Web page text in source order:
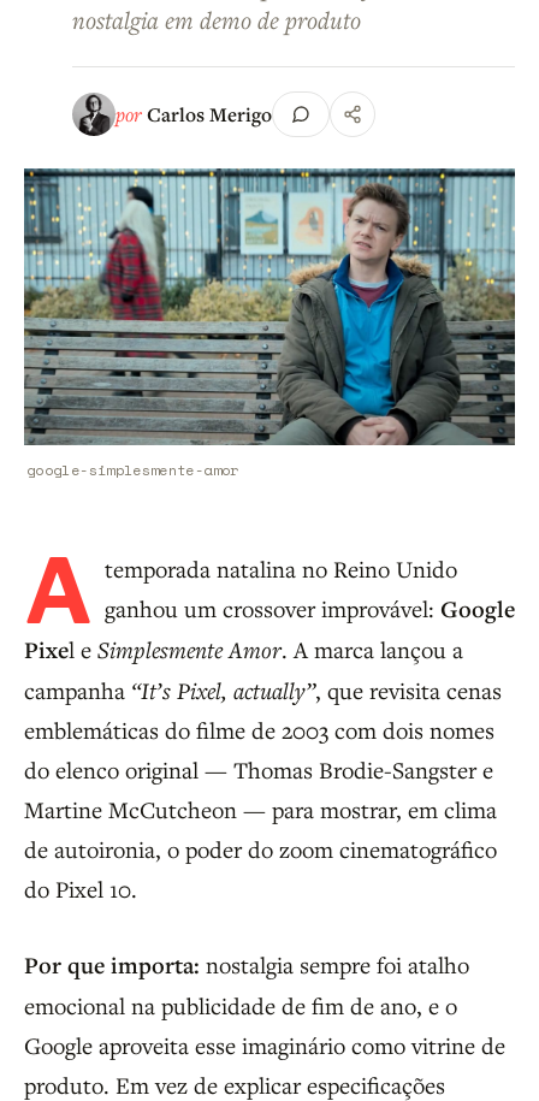
nostalgia em demo de produto
porCarlos Merigo
google-simplesmente-amor
A temporada natalina no Reino Unido
ganhou um crossover improvável: Google
Pixel e Simplesmente Amor. A marca lançou a
campanha “It’s Pixel, actually”, que revisita cenas
emblemáticas do filme de 2003 com dois nomes
do elenco original — Thomas Brodie-Sangster e
Martine McCutcheon — para mostrar, em clima
de autoironia, o poder do zoom cinematográfico
do Pixel 10.
Por que importa: nostalgia sempre foi atalho
emocional na publicidade de fim de ano, e o
Google aproveita esse imaginário como vitrine de
produto. Em vez de explicar especificações